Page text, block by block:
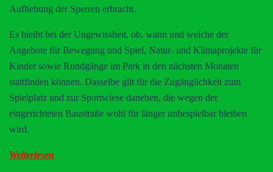
Aufhebung der Sperren erbracht.
Es bleibt bei der Ungewissheit, ob, wann und welche der
Angebote für Bewegung und Spiel, Natur- und Klimaprojekte für
Kinder sowie Rundgänge im Park in den nächsten Monaten
stattfinden können. Dasselbe gilt für die Zugänglichkeit zum
Spielplatz und zur Sportwiese daneben, die wegen der
eingerichteten Baustraße wohl für länger unbespielbar bleiben
wird.
Weiterlesen